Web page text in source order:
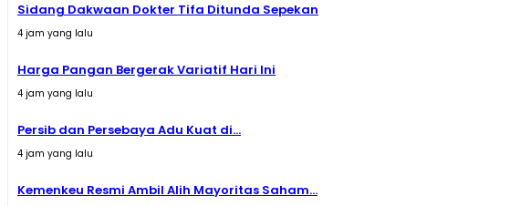
Sidang Dakwaan Dokter Tifa Ditunda Sepekan
4 jam yang lalu
Harga Pangan Bergerak Variatif Hari Ini
4 jam yang lalu
Persib dan Persebaya Adu Kuat di...
4 jam yang lalu
Kemenkeu Resmi Ambil Alih Mayoritas Saham...